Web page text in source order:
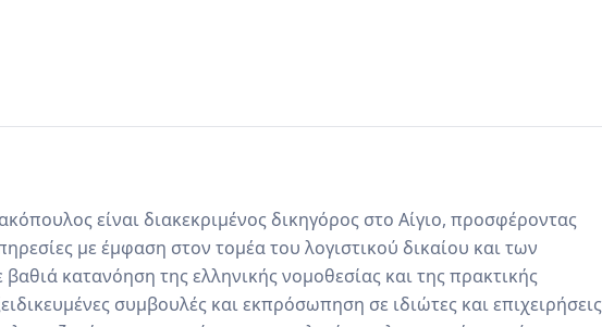
είναι διακεκριμένος δικηγόρος στο Αίγιο, προσφέροντας
με έμφαση στον τομέα του λογιστικού δικαίου και των
κατανόηση της ελληνικής νομοθεσίας και της πρακτικής
συμβουλές και εκπρόσωπηση σε ιδιώτες και επιχειρήσεις